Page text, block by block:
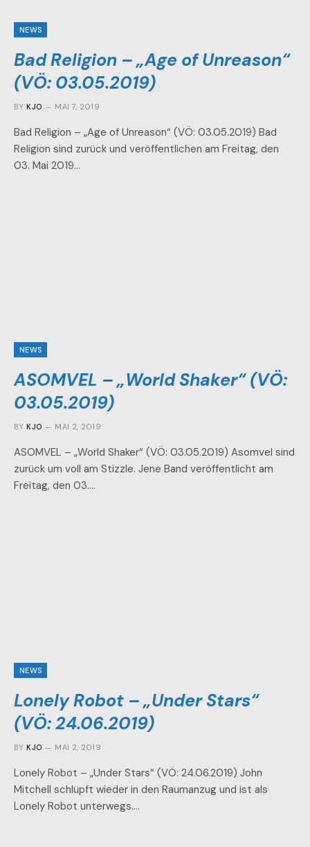
NEWS
Bad Religion – „Age of Unreason“
(VÖ: 03.05.2019)
BY KJO MAI 7, 2019
Bad Religion – „Age of Unreason“ (VÖ: 03.05.2019) Bad
Religion sind zurück und veröffentlichen am Freitag, den
03. Mai 2019…
NEWS
ASOMVEL – „World Shaker“ (VÖ:
03.05.2019)
BY KJO MAI 2, 2019
ASOMVEL – „World Shaker“ (VÖ: 03.05.2019) Asomvel sind
zurück um voll am Stizzle. Jene Band veröffentlicht am
Freitag, den 03.…
NEWS
Lonely Robot – „Under Stars“
(VÖ: 24.06.2019)
BY KJO MAI 2, 2019
Lonely Robot – „Under Stars“ (VÖ: 24.06.2019) John
Mitchell schlüpft wieder in den Raumanzug und ist als
Lonely Robot unterwegs.…